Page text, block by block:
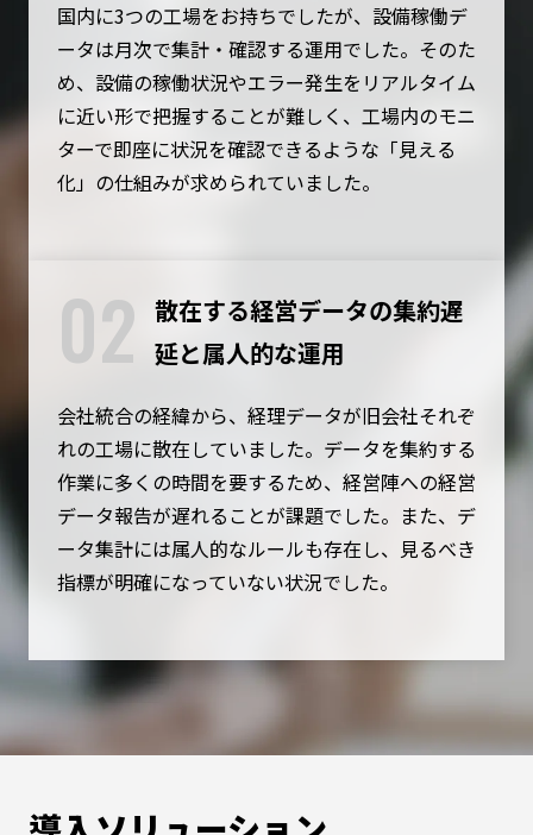
国内に3つの工場をお持ちでしたが、設備稼働デ
ータは月次で集計・確認する運用でした。そのた
め、設備の稼働状況やエラー発生をリアルタイム
に近い形で把握することが難しく、工場内のモニ
ターで即座に状況を確認できるような「見える
化」の仕組みが求められていました。
02 散在する経営データの集約遅
延と属人的な運用
会社統合の経緯から、経理データが旧会社それぞ
れの工場に散在していました。データを集約する
作業に多くの時間を要するため、経営陣への経営
データ報告が遅れることが課題でした。また、デ
ータ集計には属人的なルールも存在し、見るべき
指標が明確になっていない状況でした。